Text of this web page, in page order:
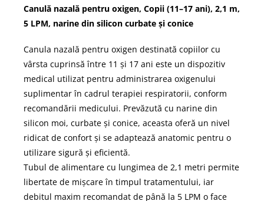
Canulă nazală pentru oxigen, Copii (11–17 ani), 2,1 m,
5 LPM, narine din silicon curbate și conice
Canula nazală pentru oxigen destinată copiilor cu
vârsta cuprinsă între 11 și 17 ani este un dispozitiv
medical utilizat pentru administrarea oxigenului
suplimentar în cadrul terapiei respiratorii, conform
recomandării medicului. Prevăzută cu narine din
silicon moi, curbate și conice, aceasta oferă un nivel
ridicat de confort și se adaptează anatomic pentru o
utilizare sigură și eficientă.
Tubul de alimentare cu lungimea de 2,1 metri permite
libertate de mișcare în timpul tratamentului, iar
debitul maxim recomandat de până la 5 LPM o face